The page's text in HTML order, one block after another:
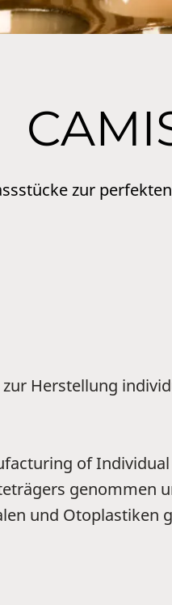
zur
Herstellung
of
genommen
und